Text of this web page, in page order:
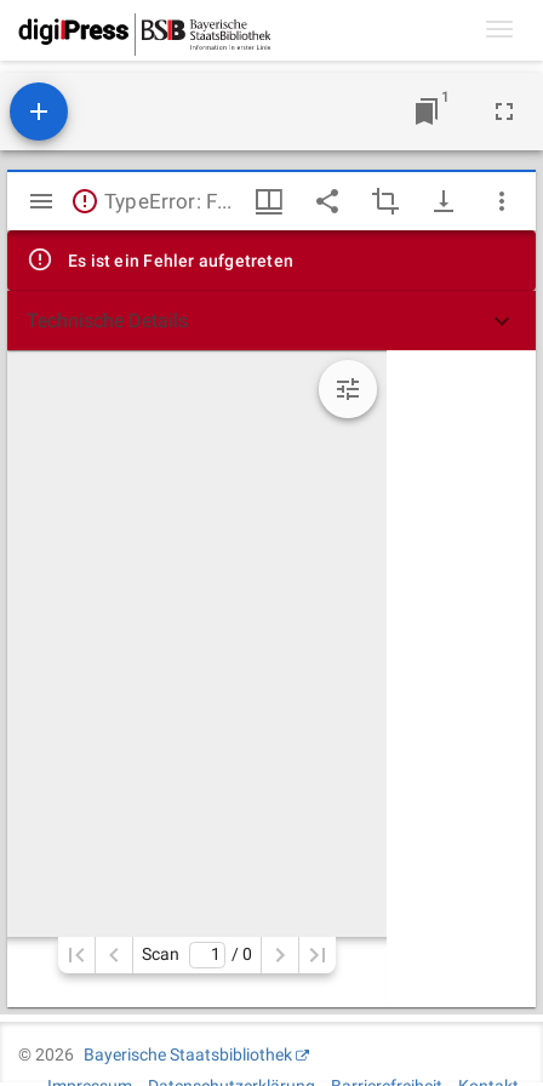
1
Mirador
Viewer
TypeError: Failed to fetch
Es ist ein Fehler aufgetreten
Technische Details
Scan / 0
©2026
Bayerische Staatsbibliothek